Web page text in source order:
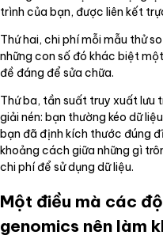
trình của bạn, được liên kết
Thứ hai, chi phí mỗi mẫu thử
những con số đó khác biệt
đề đáng để sửa chữa.
Thứ ba, tần suất truy xuất lưu
giải nén: bạn thường kéo dữ
bạn đã định kích thước đúng
khoảng cách giữa những gì
chi phí để sử dụng dữ liệu.
Một điều mà các
genomics nên làm